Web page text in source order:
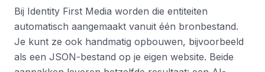
Bij Identity First Media worden die entiteiten
automatisch aangemaakt vanuit één bronbestand.
Je kunt ze ook handmatig opbouwen, bijvoorbeeld
als een JSON-bestand op je eigen website. Beide